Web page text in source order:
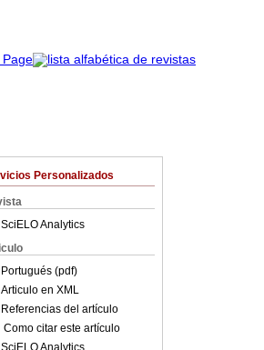
Personalizados
SciELO Analytics
Portugués (pdf)
Articulo en XML
Referencias del artículo
Como citar este artículo